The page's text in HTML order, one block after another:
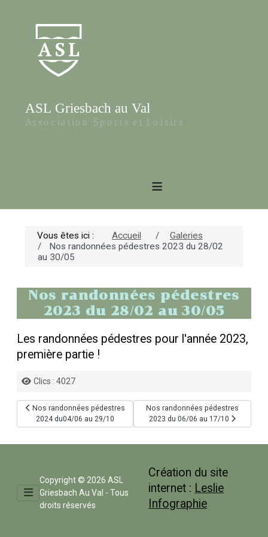
≡
Vous êtes ici : Accueil
Galeries
Nos randonnées pédestres 2023 du 28/02
au 30/05
Nos randonnées pédestres
2023 du 28/02 au 30/05
Les randonnées pédestres pour l'année 2023,
première partie !
DétailsClics : 4027
Article précédent : Nos randonnées pédestres 2024 du04/06 au 29/10
Nos randonnées pédestres
2024 du04/06 au 29/10
Article suivant : Nos randonnées
Nos randonnées pédestres
2023 du 06/06 au 17/10
Copyright © 2026 ASL
Griesbach Au Val - Tous
droits réservés
Création du site
internet : Leslie
Infographie